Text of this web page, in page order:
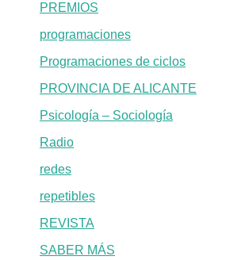
PREMIOS
programaciones
Programaciones de ciclos
PROVINCIA DE ALICANTE
Psicología – Sociología
Radio
redes
repetibles
REVISTA
SABER MÁS